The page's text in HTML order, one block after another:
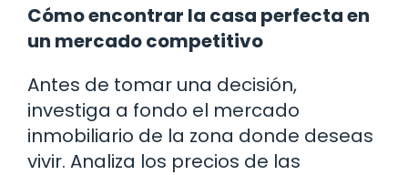
Cómo encontrar la casa perfecta en
un mercado competitivo
Antes de tomar una decisión,
investiga a fondo el mercado
inmobiliario de la zona donde deseas
vivir. Analiza los precios de las